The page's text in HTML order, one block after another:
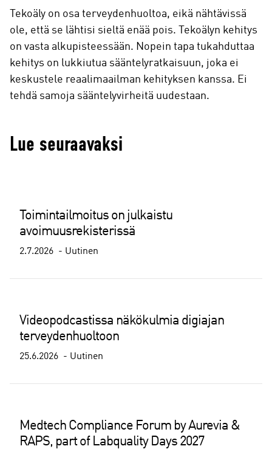
Tekoäly on osa terveydenhuoltoa, eikä nähtävissä
ole, että se lähtisi sieltä enää pois. Tekoälyn kehitys
on vasta alkupisteessään. Nopein tapa tukahduttaa
kehitys on lukkiutua sääntelyratkaisuun, joka ei
keskustele reaalimaailman kehityksen kanssa. Ei
tehdä samoja sääntelyvirheitä uudestaan.
Lue seuraavaksi
Toimintailmoitus on julkaistu
avoimuusrekisterissä
2.7.2026 Uutinen
Videopodcastissa näkökulmia digiajan
terveydenhuoltoon
25.6.2026 Uutinen
Medtech Compliance Forum by Aurevia &
RAPS, part of Labquality Days 2027